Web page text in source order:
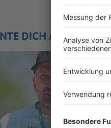
DICH AUCH